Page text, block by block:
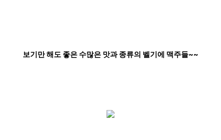
보기만 해도 좋은 수많은 맛과 종류의 벨기에 맥주들~~